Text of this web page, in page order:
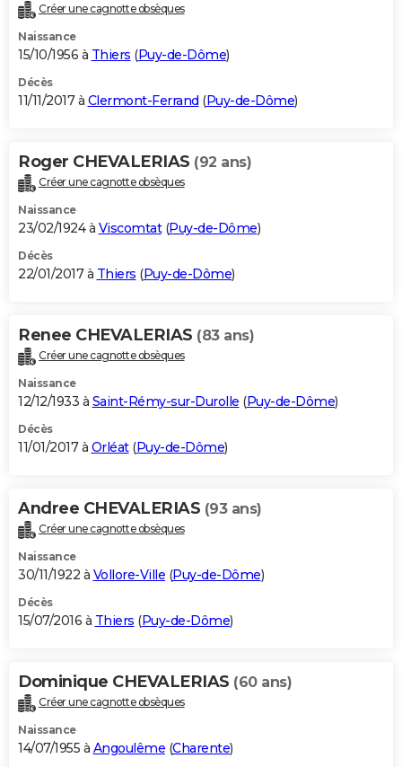
Créer une cagnotte obsèques
Naissance
15/10/1956 à Thiers (Puy-de-Dôme)
Décès
11/11/2017 à Clermont-Ferrand (Puy-de-Dôme)
Roger CHEVALERIAS (92 ans)
Créer une cagnotte obsèques
Naissance
23/02/1924 à Viscomtat(Puy-de-Dôme)
Décès
22/01/2017 à Thiers (Puy-de-Dôme)
Renee CHEVALERIAS (83 ans)
Créer une cagnotte obsèques
Naissance
12/12/1933 à Saint-Rémy-sur-Durolle (Puy-de-Dôme)
Décès
11/01/2017 à Orléat(Puy-de-Dôme)
Andree CHEVALERIAS (93 ans)
Créer une cagnotte obsèques
Naissance
30/11/1922 à Vollore-Ville (Puy-de-Dôme)
Décès
15/07/2016 à Thiers (Puy-de-Dôme)
Dominique CHEVALERIAS (60 ans)
Créer une cagnotte obsèques
Naissance
14/07/1955 à Angoulême (Charente)